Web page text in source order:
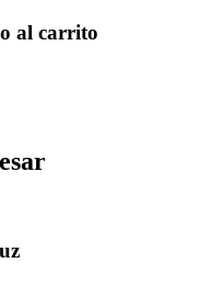
al carrito